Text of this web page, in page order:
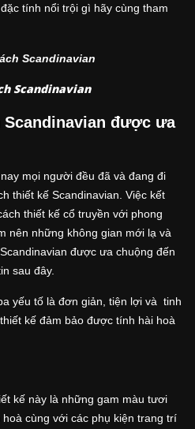
tính nổi trội gì hãy cùng tham
Scandinavian
Scandinavian được ưa
mọi người đều đã và đang đi
thiết kế Scandinavian. Việc kết
thiết kế cổ truyền với phong
nên những không gian mới lạ và
được ưa chuộng đến
sau đây.
yếu tố là đơn giản, tiện lợi và tinh
kế đảm bảo được tính hài hoà
kế này là những gam màu tươi
cùng với các phụ kiện trang trí